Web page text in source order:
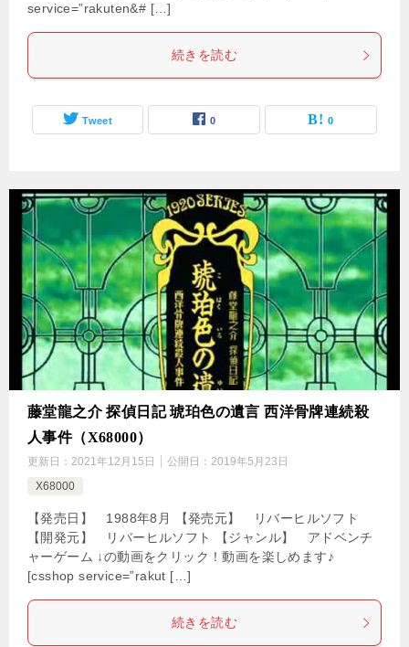
service=”rakuten&# […]
続きを読む
Tweet 0 0
藤堂龍之介 探偵日記 琥珀色の遺言 西洋骨牌連続殺
人事件（X68000）
更新日： 2021年12月15日 公開日： 2019年5月23日
X68000
【発売日】 1988年8月 【発売元】 リバーヒルソフト
【開発元】 リバーヒルソフト 【ジャンル】 アドベンチ
ャーゲーム ↓の動画をクリック！動画を楽しめます♪
[csshop service=”rakut […]
続きを読む